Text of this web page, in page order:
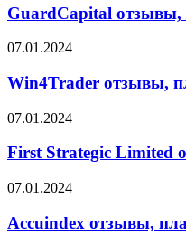
платят
или
нет?
GuardCapital отзывы,
Win4Trader
платят
или
нет?
07.01.2024
Win4Trader отзывы,
First
Limited
платят
нет?
07.01.2024
First Strategic Limited
Accuindex
платят
или
07.01.2024
Accuindex отзывы,